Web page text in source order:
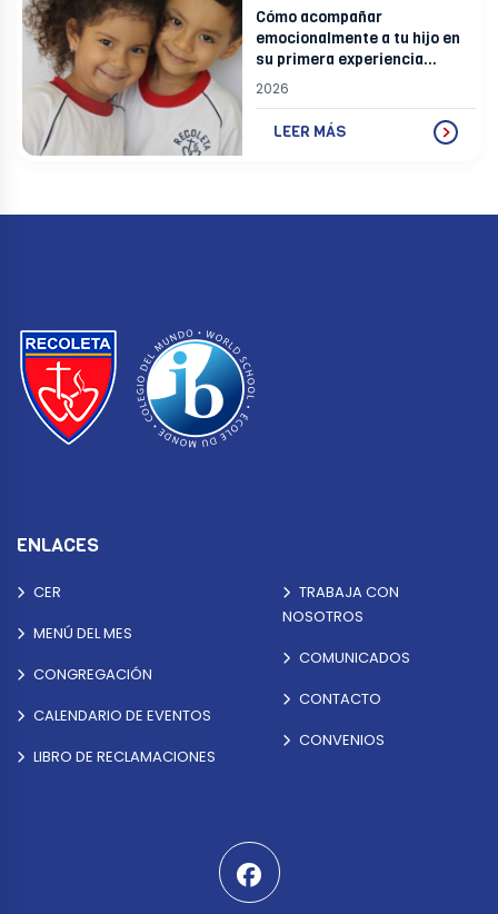
Cómo acompañar
emocionalmente a tu hijo en
su primera experiencia
escolar
2026
LEER MÁS
ENLACES
CER
MENÚ DEL MES
CONGREGACIÓN
CALENDARIO DE EVENTOS
LIBRO DE RECLAMACIONES
TRABAJA CON
NOSOTROS
COMUNICADOS
CONTACTO
CONVENIOS